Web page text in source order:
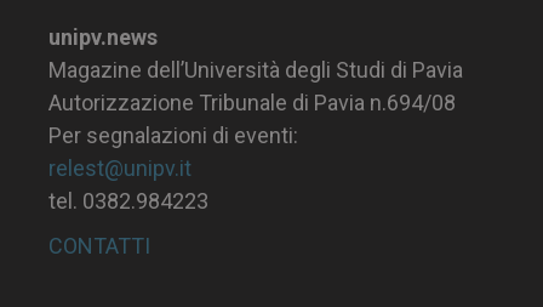
unipv.news
Magazine dell’Università degli Studi di Pavia
Autorizzazione Tribunale di Pavia n.694/08
Per segnalazioni di eventi:
relest@unipv.it
tel. 0382.984223
CONTATTI